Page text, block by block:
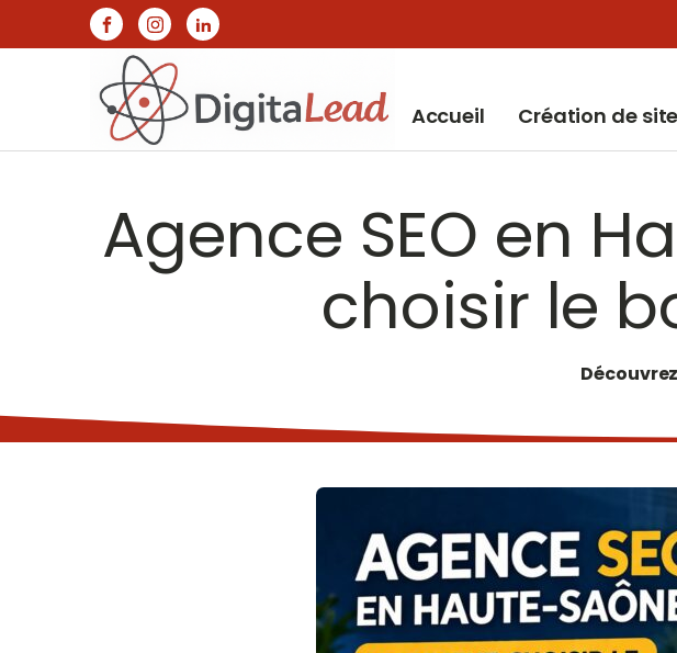
Accueil Création de
Agence SEO en
choisir le